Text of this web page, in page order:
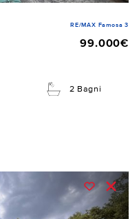
RE/MAX Famosa 3
99.000€
2 Bagni